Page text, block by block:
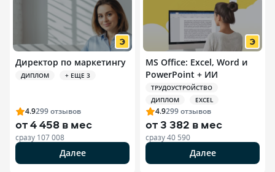
Директор по маркетингу
ДИПЛОМ + ЕЩЕ 3
4.9299отзывов
от4 458 в мес
сразу 107 008
Далее
MS Office: Excel, Word и
PowerPoint + ИИ
ТРУДОУСТРОЙСТВО
ДИПЛОМ
EXCEL
4.9299отзывов
от3 382 в мес
сразу40 590
Далее